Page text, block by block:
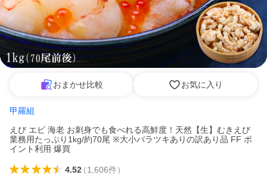
おまかせ比較 お気に入り
甲羅組
えび エビ 海老 お刺身でも食べれる高鮮度！天然【生】むきえび
業務用たっぷり1kg/約70尾 ※大小バラツキありの訳あり品 FF ポ
イント利用 爆買
4.52（1,606件）